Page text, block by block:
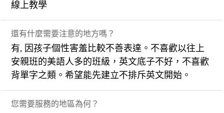
線上教學
還有什麼需要注意的地方嗎？
有, 因孩子個性害羞比較不善表達。不喜歡以往上
安親班的美語人多的班級，英文底子不好，不喜歡
背單字之類。希望能先建立不排斥英文開始。
您需要服務的地區為何？